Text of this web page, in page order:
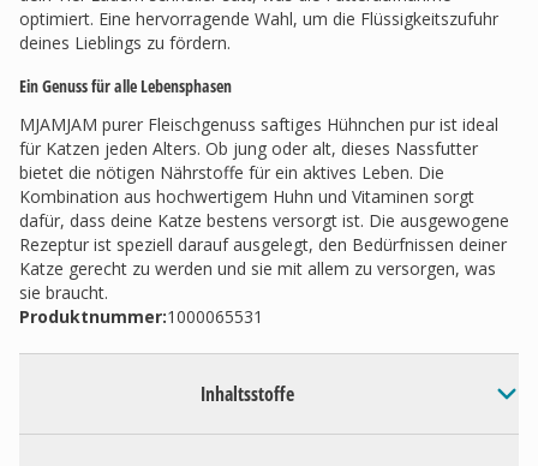
optimiert. Eine hervorragende Wahl, um die Flüssigkeitszufuhr
deines Lieblings zu fördern.
Ein Genuss für alle Lebensphasen
MJAMJAM purer Fleischgenuss saftiges Hühnchen pur ist ideal
für Katzen jeden Alters. Ob jung oder alt, dieses Nassfutter
bietet die nötigen Nährstoffe für ein aktives Leben. Die
Kombination aus hochwertigem Huhn und Vitaminen sorgt
dafür, dass deine Katze bestens versorgt ist. Die ausgewogene
Rezeptur ist speziell darauf ausgelegt, den Bedürfnissen deiner
Katze gerecht zu werden und sie mit allem zu versorgen, was
sie braucht.
Produktnummer:1000065531
Inhaltsstoffe